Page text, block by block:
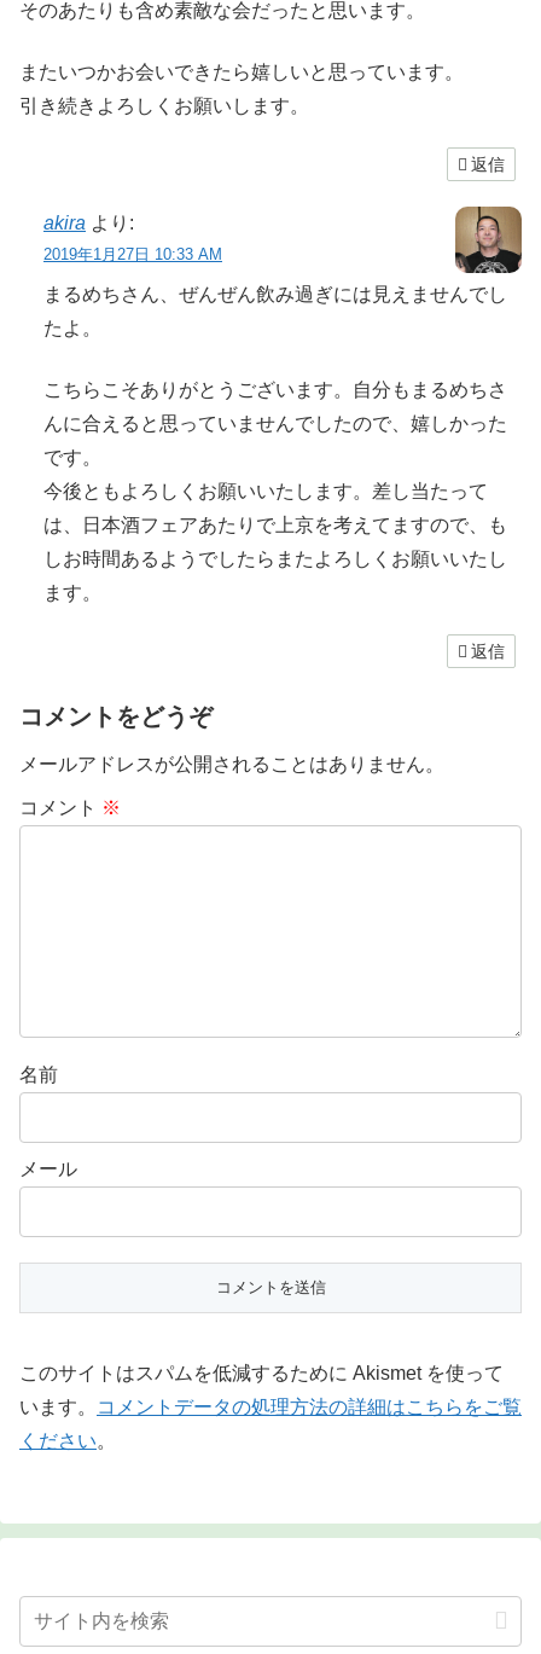
そのあたりも含め素敵な会だったと思います。
またいつかお会いできたら嬉しいと思っています。
引き続きよろしくお願いします。
返信
akira より:
2019年1月27日 10:33 AM
まるめちさん、ぜんぜん飲み過ぎには見えませんでし
たよ。
こちらこそありがとうございます。自分もまるめちさ
んに合えると思っていませんでしたので、嬉しかった
です。
今後ともよろしくお願いいたします。差し当たって
は、日本酒フェアあたりで上京を考えてますので、も
しお時間あるようでしたらまたよろしくお願いいたし
ます。
返信
コメントをどうぞ
メールアドレスが公開されることはありません。
コメント ※
名前
メール
このサイトはスパムを低減するために Akismet を使って
います。
コメントデータの処理方法の詳細はこちらをご覧
ください。